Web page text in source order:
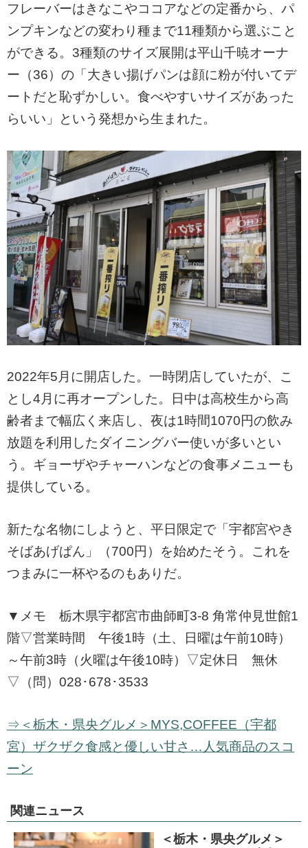
フレーバーはきなこやココアなどの定番から、パ
ンプキンなどの変わり種まで11種類から選ぶこと
ができる。3種類のサイズ展開は平山千暁オーナ
ー（36）の「大きい揚げパンは顔に粉が付いてデ
ートだと恥ずかしい。食べやすいサイズがあった
らいい」という発想から生まれた。
2022年5月に開店した。一時閉店していたが、こ
とし4月に再オープンした。日中は高校生から高
齢者まで幅広く来店し、夜は1時間1070円の飲み
放題を利用したダイニングバー使いが多いとい
う。ギョーザやチャーハンなどの食事メニューも
提供している。
新たな名物にしようと、平日限定で「宇都宮やき
そばあげぱん」（700円）を始めたそう。これを
つまみに一杯やるのもありだ。
▼メモ 栃木県宇都宮市曲師町3-8 角常仲見世館1
階▽営業時間 午後1時（土、日曜は午前10時）
～午前3時（火曜は午後10時）▽定休日 無休
▽（問）028･678･3533
⇒＜栃木・県央グルメ＞MYS,COFFEE（宇都
宮）ザクザク食感と優しい甘さ…人気商品のスコ
ーン
関連ニュース
＜栃木・県央グルメ＞